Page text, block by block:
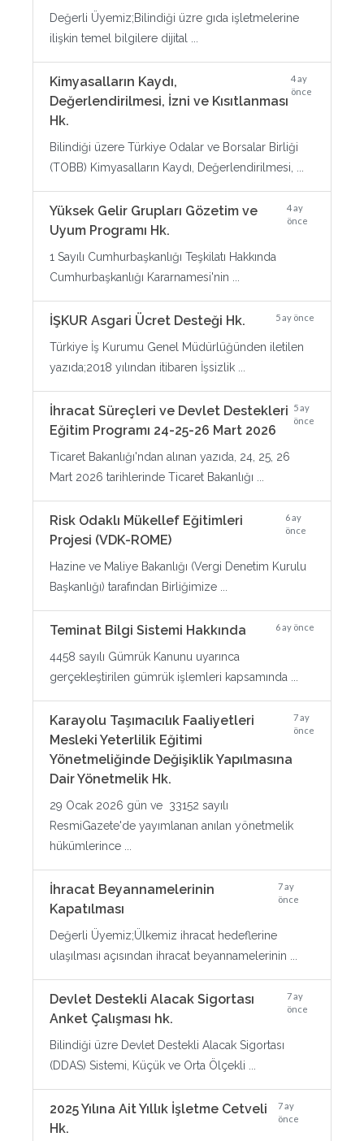
Değerli Üyemiz;Bilindiği üzre gıda işletmelerine
ilişkin temel bilgilere dijital ...
Kimyasalların Kaydı,
Değerlendirilmesi, İzni ve Kısıtlanması
Hk.
4 ay
önce
Bilindiği üzere Türkiye Odalar ve Borsalar Birliği
(TOBB) Kimyasalların Kaydı, Değerlendirilmesi, ...
Yüksek Gelir Grupları Gözetim ve
Uyum Programı Hk.
4 ay
önce
1 Sayılı Cumhurbaşkanlığı Teşkilatı Hakkında
Cumhurbaşkanlığı Kararnamesi'nin ...
İŞKUR Asgari Ücret Desteği Hk. 5 ay önce
Türkiye İş Kurumu Genel Müdürlüğünden iletilen
yazıda;2018 yılından itibaren İşsizlik ...
İhracat Süreçleri ve Devlet Destekleri
Eğitim Programı 24-25-26 Mart 2026
5 ay
önce
Ticaret Bakanlığı'ndan alınan yazıda, 24, 25, 26
Mart 2026 tarihlerinde Ticaret Bakanlığı ...
Risk Odaklı Mükellef Eğitimleri
Projesi (VDK-ROME)
6 ay
önce
Hazine ve Maliye Bakanlığı (Vergi Denetim Kurulu
Başkanlığı) tarafından Birliğimize ...
Teminat Bilgi Sistemi Hakkında 6 ay önce
4458 sayılı Gümrük Kanunu uyarınca
gerçekleştirilen gümrük işlemleri kapsamında ...
Karayolu Taşımacılık Faaliyetleri
Mesleki Yeterlilik Eğitimi
Yönetmeliğinde Değişiklik Yapılmasına
Dair Yönetmelik Hk.
7 ay
önce
29 Ocak 2026 gün ve 33152 sayılı
ResmiGazete'de yayımlanan anılan yönetmelik
hükümlerince ...
İhracat Beyannamelerinin
Kapatılması
7 ay
önce
Değerli Üyemiz;Ülkemiz ihracat hedeflerine
ulaşılması açısından ihracat beyannamelerinin ...
Devlet Destekli Alacak Sigortası
Anket Çalışması hk.
7 ay
önce
Bilindiği üzre Devlet Destekli Alacak Sigortası
(DDAS) Sistemi, Küçük ve Orta Ölçekli ...
2025 Yılına Ait Yıllık İşletme Cetveli
Hk.
7 ay
önce